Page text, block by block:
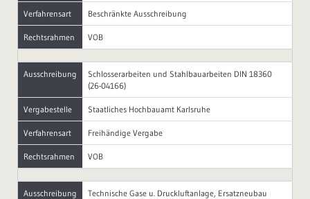
Verfahrensart Beschränkte Ausschreibung
Rechtsrahmen VOB
Ausschreibung
Schlosserarbeiten und Stahlbauarbeiten DIN 18360
(26-04166)
Vergabestelle Staatliches Hochbauamt Karlsruhe
Verfahrensart Freihändige Vergabe
Rechtsrahmen VOB
Ausschreibung
Technische Gase u. Druckluftanlage, Ersatzneubau